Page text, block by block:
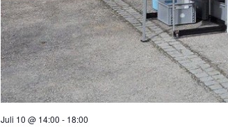
Juli 10 @ 14:00 - 18:00